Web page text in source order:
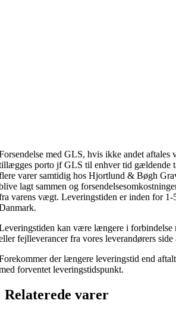
med GLS, hvis ikke andet aftales
porto jf GLS til enhver tid gældende
varer samtidig hos Hjortlund & Bøgh
lagt sammen og
varens vægt. Leveringstiden er inden for 1-
kan være længere i forbindelse
fejlleverancer fra vores leverandørers side
der længere leveringstid end
forventet leveringstidspunkt.
Relaterede varer